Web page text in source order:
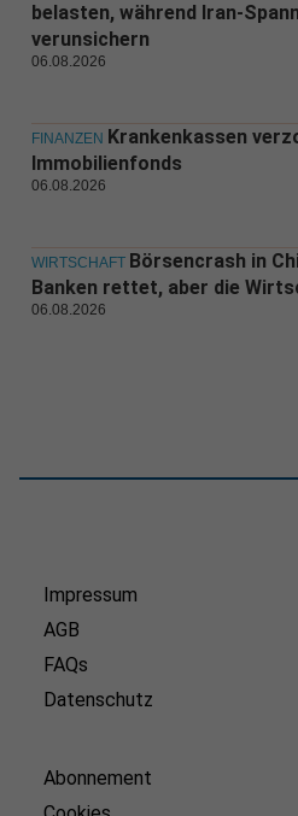
belasten, während Iran-
verunsichern
06.08.2026
FINANZEN Krankenkassen
Immobilienfonds
06.08.2026
WIRTSCHAFT Börsencrash in
Banken rettet, aber die
06.08.2026
Impressum
AGB
FAQs
Datenschutz
Abonnement